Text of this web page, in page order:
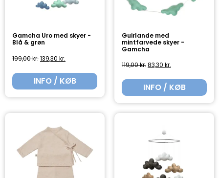
Gamcha Uro med skyer -
Blå & grøn
199,00kr.139,30 kr.
INFO / KØB
Guirlande med
mintfarvede skyer -
Gamcha
119,00kr.83,30 kr.
INFO / KØB